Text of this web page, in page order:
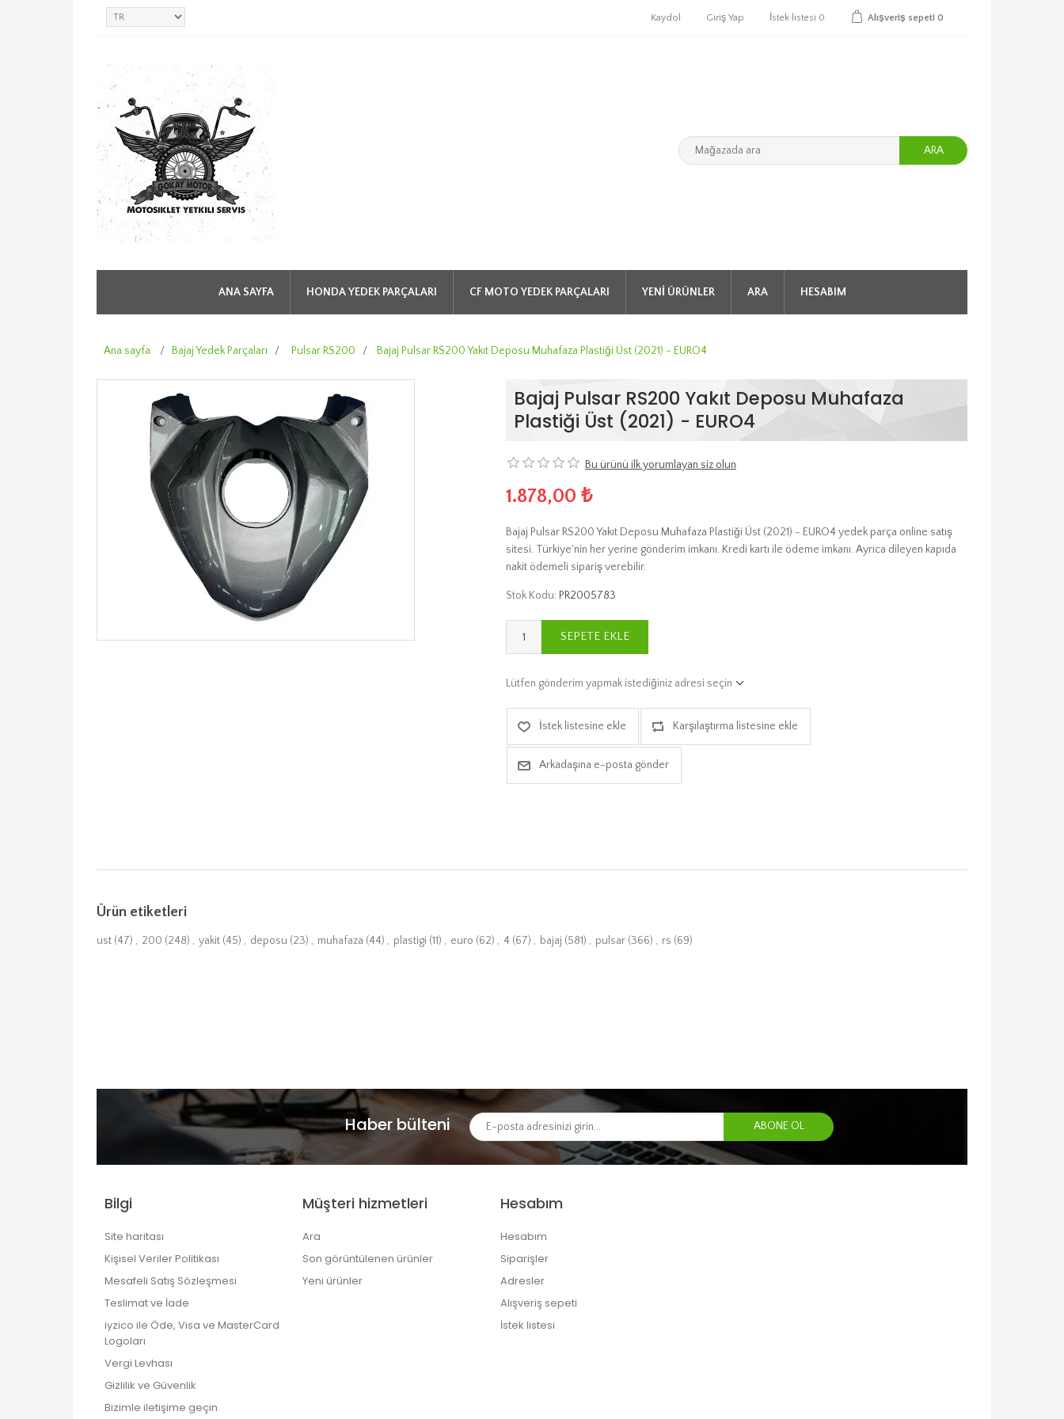
Kaydol Giriş Yap İstek listesi 0 Alışveriş sepeti 0
ARA
ANA SAYFA HONDA YEDEK PARÇALARI CF MOTO YEDEK PARÇALARI YENI ÜRÜNLER ARA HESABIM
Ana sayfa / Bajaj Yedek Parçaları / Pulsar RS200 / Bajaj Pulsar RS200 Yakıt Deposu Muhafaza Plastiği Üst (2021) - EURO4
Bajaj Pulsar RS200 Yakıt Deposu Muhafaza
Plastiği Üst (2021) - EURO4
Bu ürünü ilk yorumlayan siz olun
1.878,00 ₺
Bajaj Pulsar RS200 Yakıt Deposu Muhafaza Plastiği Üst (2021) - EURO4 yedek parça online satış
sitesi. Türkiye'nin her yerine gönderim imkanı. Kredi kartı ile ödeme imkanı. Ayrıca dileyen kapıda
nakit ödemeli sipariş verebilir.
Stok Kodu: PR2005783
SEPETE EKLE
Lütfen gönderim yapmak istediğiniz adresi seçin
İstek listesine ekle Karşılaştırma listesine ekle
Arkadaşına e-posta gönder
Ürün etiketleri
ust (47) , 200 (248) , yakit (45) , deposu (23) , muhafaza (44) , plastigi (11) , euro (62) , 4 (67) , bajaj (581) , pulsar (366) , rs (69)
Haber bülteni
Bilgi
Site haritası
Kişisel Veriler Politikası
Mesafeli Satış Sözleşmesi
Teslimat ve İade
iyzico ile Öde, Visa ve MasterCard
Logoları
Vergi Levhası
Gizlilik ve Güvenlik
Bizimle iletişime geçin
Müşteri hizmetleri
Ara
Son görüntülenen ürünler
Yeni ürünler
Hesabım
Hesabım
Siparişler
Adresler
Alışveriş sepeti
İstek listesi